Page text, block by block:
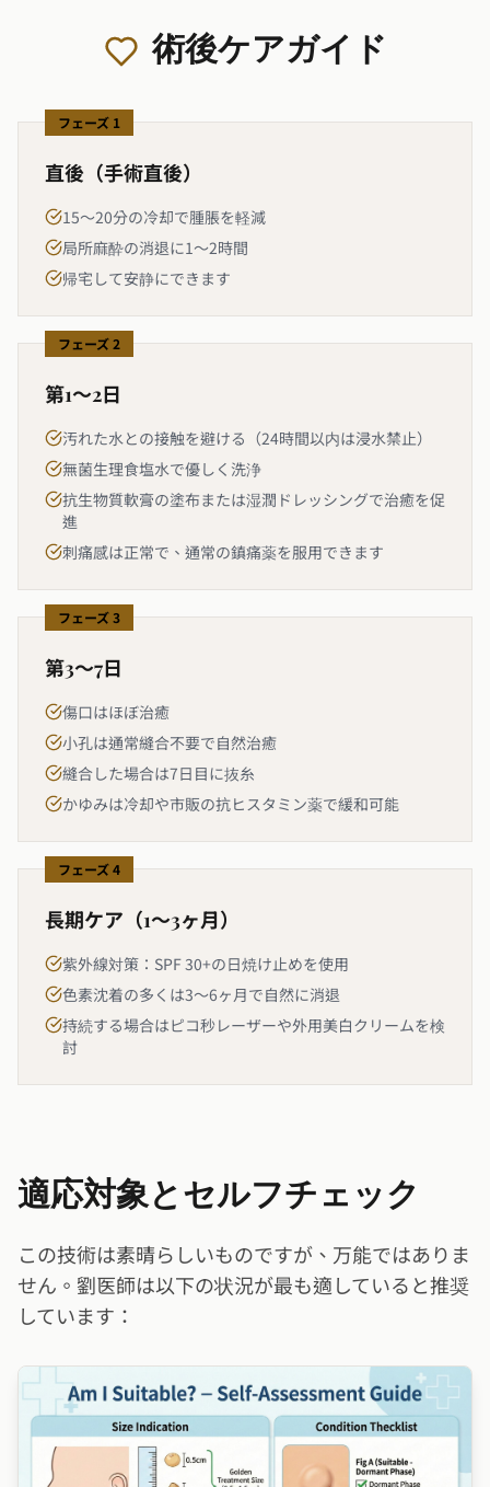
術後ケアガイド
フェーズ 1
直後（手術直後）
15〜20分の冷却で腫脹を軽減
局所麻酔の消退に1〜2時間
帰宅して安静にできます
フェーズ 2
第1〜2日
汚れた水との接触を避ける（24時間以内は浸水禁止）
無菌生理食塩水で優しく洗浄
抗生物質軟膏の塗布または湿潤ドレッシングで治癒を促
進
刺痛感は正常で、通常の鎮痛薬を服用できます
フェーズ 3
第3〜7日
傷口はほぼ治癒
小孔は通常縫合不要で自然治癒
縫合した場合は7日目に抜糸
かゆみは冷却や市販の抗ヒスタミン薬で緩和可能
フェーズ 4
長期ケア（1〜3ヶ月）
紫外線対策：SPF 30+の日焼け止めを使用
色素沈着の多くは3〜6ヶ月で自然に消退
持続する場合はピコ秒レーザーや外用美白クリームを検
討
適応対象とセルフチェック
この技術は素晴らしいものですが、万能ではありま
せん。劉医師は以下の状況が最も適していると推奨
しています：